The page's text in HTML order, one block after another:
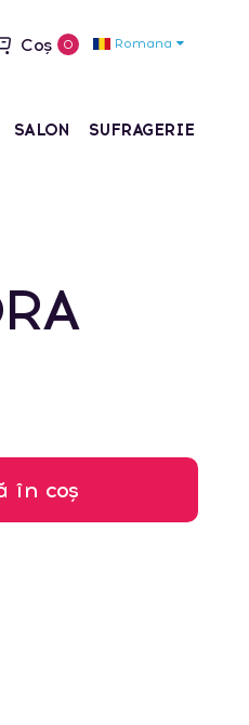
Coș 0 Romana
SALON SUFRAGERIE
în coș